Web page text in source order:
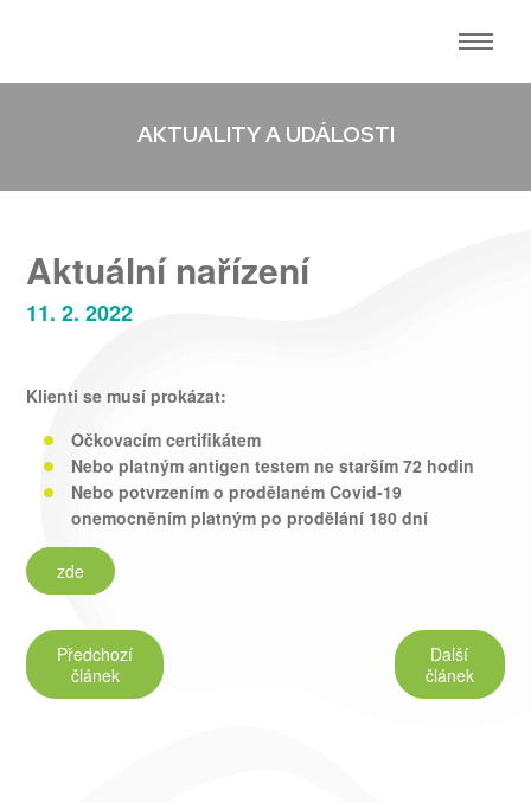
AKTUALITY A UDÁLOSTI
Aktuální nařízení
11. 2. 2022
Klienti se musí prokázat:
Očkovacím certifikátem
Nebo platným antigen testem ne starším 72 hodin
Nebo potvrzením o prodělaném Covid-19
onemocněním platným po prodělání 180 dní
zde
Další
článek
Předchozí
článek